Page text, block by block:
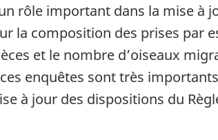
rôle important dans la mise à
la composition des prises par
et le nombre d’oiseaux
enquêtes sont très
à jour des dispositions du